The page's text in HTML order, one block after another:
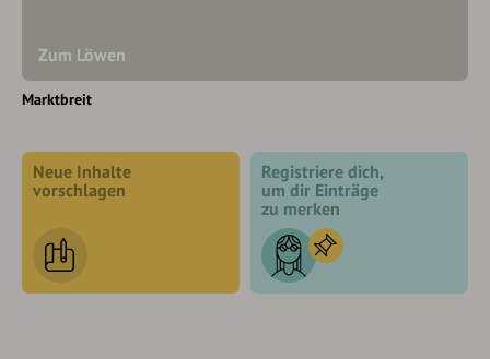
Zum Löwen
Marktbreit
Neue Inhalte
vorschlagen
Registriere dich,
um dir Einträge
zu merken